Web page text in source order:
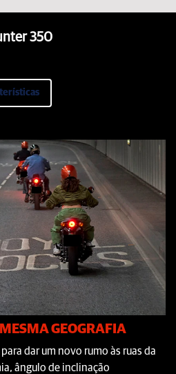
350
GEOGRAFIA
dar um novo rumo às ruas da
ângulo de inclinação